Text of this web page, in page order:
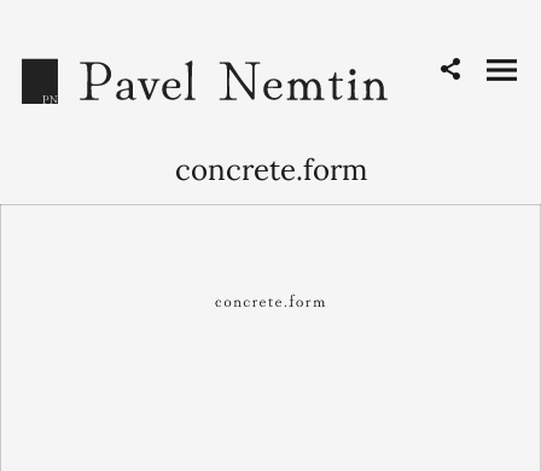
concrete.form